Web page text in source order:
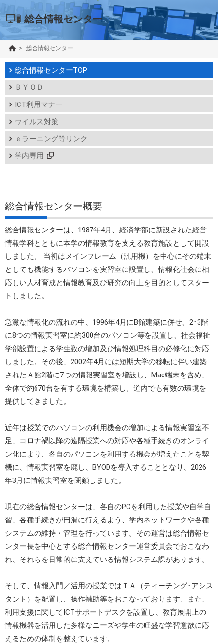
総合情報センター
> 総合情報センター
総合情報センターTOP
ＢＹＯＤ
ICT利用マナー
ウイルス対策
ｅラーニング等リンク
学内専用
総合情報センター概要
総合情報センターは、1987年4月、経済学部に新設された経営
情報学科とともに本学の情報教育を支える教育施設として開設
しました。 当初はメインフレーム（汎用機）を中心にその端末
としても機能するパソコンを実習室に設置し、情報化社会に相
応しい人材育成と情報教育及び研究の向上を目的としてスター
トしました。
急激な情報化の流れの中、1996年4月にB館建築に併せ、2･3階
に8つの情報実習室に約300台のパソコン等を設置し、社会福祉
学部設置による学生数の増加及び情報処理科目の必修化に対応
しました。その後、2002年4月には短期大学の移転に伴い建築
されたＡ館2階に7つの情報実習室を増設し、Mac端末を含め、
全体で約670台を有する環境を構築し、道内でも有数の環境を
提供してきました。
近年は授業でのパソコンの利用機会の増加による情報実習室不
足、コロナ禍以降の遠隔授業への対応や各種手続きのオンライ
ン化により、各自のパソコンを利用する機会が増えたことを契
機に、情報実習室を廃し、BYODを導入することとなり、2026
年3月に情報実習室を閉鎖しました。
現在の総合情報センターは、各自のPCを利用した授業や自学自
習、各種手続きが円滑に行えるよう、学内ネットワークや各種
システムの維持・管理を行っています。その運営は総合情報セ
ンター長を中心とする総合情報センター運営委員会でおこなわ
れ、それらを日常的に支えている情報システム課があります。
そして、情報入門／活用の授業ではＴＡ（ティーチング･アシス
タント）を配置し、操作補助等をおこなっております。また、
利用支援に関してICTサポートデスクを設置し、教育展開上の
情報機器を活用した多様なニーズや学生の旺盛な学習意欲に応
えるための体制を整えています。